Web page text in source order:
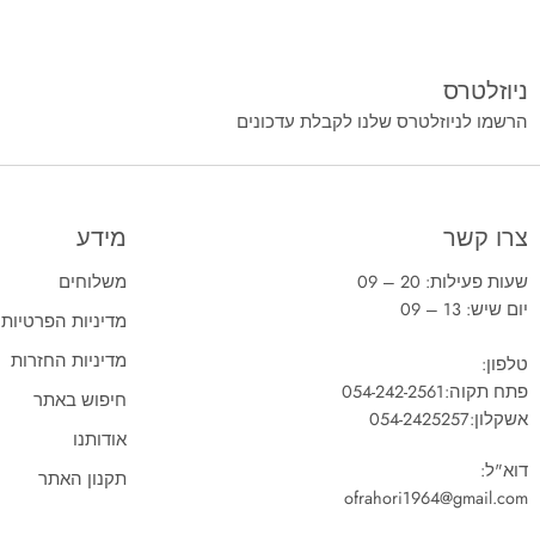
ניוזלטרס
הרשמו לניוזלטרס שלנו לקבלת עדכונים
צרו קשר
שעות פעילות: 20 – 09
יום שיש: 13 – 09
טלפון:
פתח תקוה:054-242-2561
אשקלון:054-2425257
דוא"ל:
ofrahori1964@gmail.com
מידע
משלוחים
מדיניות הפרטיות
מדיניות החזרות
חיפוש באתר
אודותנו
תקנון האתר